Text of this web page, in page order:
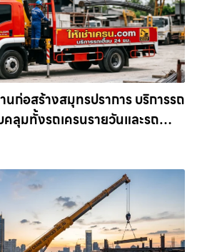
นก่อสร้างสมุทรปราการ บริการรถ
คลุมทั้งรถเครนรายวันและรถ